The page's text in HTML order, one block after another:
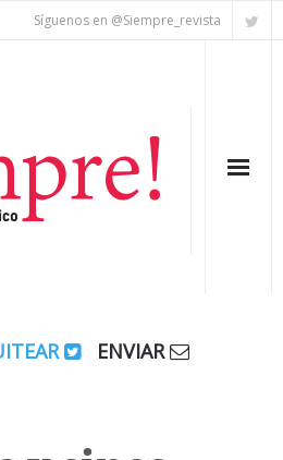
Síguenos en @Siempre_revista
ENVIAR